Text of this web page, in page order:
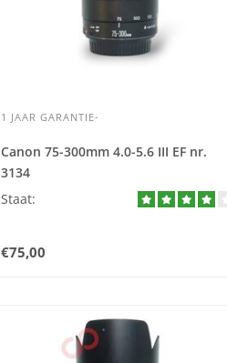
1 JAAR GARANTIE-
Canon 75-300mm 4.0-5.6 III EF nr.
3134
Staat:
€75,00